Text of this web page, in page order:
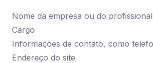
Nome da empresa ou do profissional
Cargo
Informações de contato, como
Endereço do site